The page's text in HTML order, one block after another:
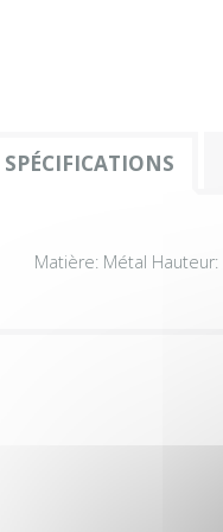
SPÉCIFICATIONS
Matière: Métal Hauteur: